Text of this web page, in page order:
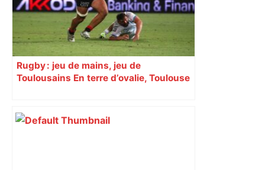
Rugby : jeu de mains, jeu de
Toulousains En terre d’ovalie, Toulouse
revendiquant surtout son art du jeu en
mouvement, vif et spectaculaire.